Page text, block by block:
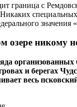
граница с
значения
озере никому
и берегах
весь